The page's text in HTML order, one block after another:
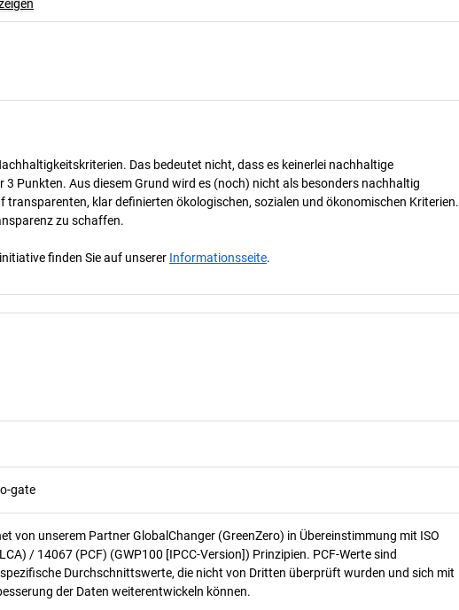
Das bedeutet nicht, dass es keinerlei nachhaltige
Punkten. Aus diesem Grund wird es (noch) nicht als besonders nachhaltig
klar definierten ökologischen, sozialen und ökonomischen Kriterien.
zu schaffen.
finden Sie auf unserer Informationsseite.
gate
von unserem Partner GlobalChanger (GreenZero) in Übereinstimmung mit ISO
/ 14067 (PCF) (GWP100 [IPCC-Version]) Prinzipien. PCF-Werte sind
Durchschnittswerte, die nicht von Dritten überprüft wurden und sich mit
der Daten weiterentwickeln können.